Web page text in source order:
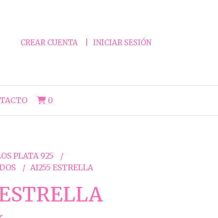
CREAR CUENTA INICIAR SESIÓN
0
PLATA 925
AI255 ESTRELLA